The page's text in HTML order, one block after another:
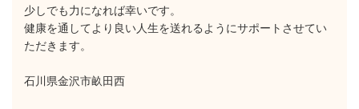
少しでも力になれば幸いです。
健康を通してより良い人生を送れるようにサポートさせてい
ただきます。
石川県金沢市畝田西